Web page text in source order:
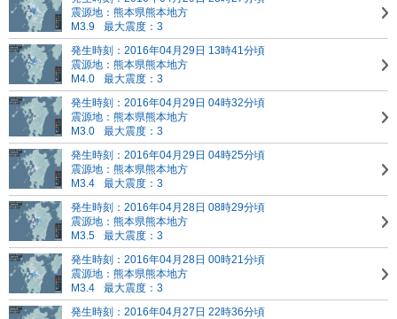
震源地：熊本県熊本地方
M3.9
最大震度：3
発生時刻：2016年04月29日 13時41分頃
震源地：熊本県熊本地方
M4.0
最大震度：3
発生時刻：2016年04月29日 04時32分頃
震源地：熊本県熊本地方
M3.0
最大震度：3
発生時刻：2016年04月29日 04時25分頃
震源地：熊本県熊本地方
M3.4
最大震度：3
発生時刻：2016年04月28日 08時29分頃
震源地：熊本県熊本地方
M3.5
最大震度：3
発生時刻：2016年04月28日 00時21分頃
震源地：熊本県熊本地方
M3.4
最大震度：3
発生時刻：2016年04月27日 22時36分頃